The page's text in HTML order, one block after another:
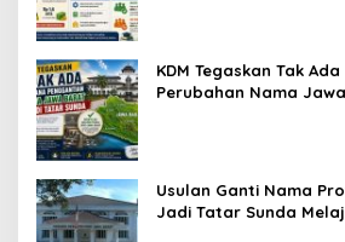
KDM Tegaskan Tak
Perubahan Nama
Usulan Ganti Nama
Jadi Tatar Sunda